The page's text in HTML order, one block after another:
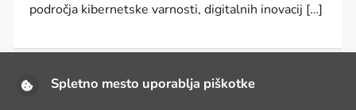
področja kibernetske varnosti, digitalnih inovacij […]
Spletno mesto uporablja piškotke